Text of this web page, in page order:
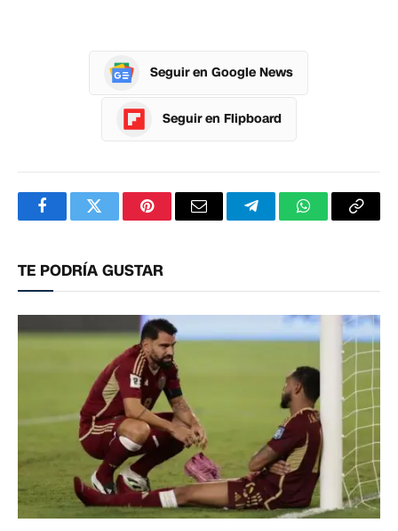
Seguir en Google News
Seguir en Flipboard
FacebookTwitterPinterestCorreoTelegramWhatsApp
TE PODRÍA GUSTAR